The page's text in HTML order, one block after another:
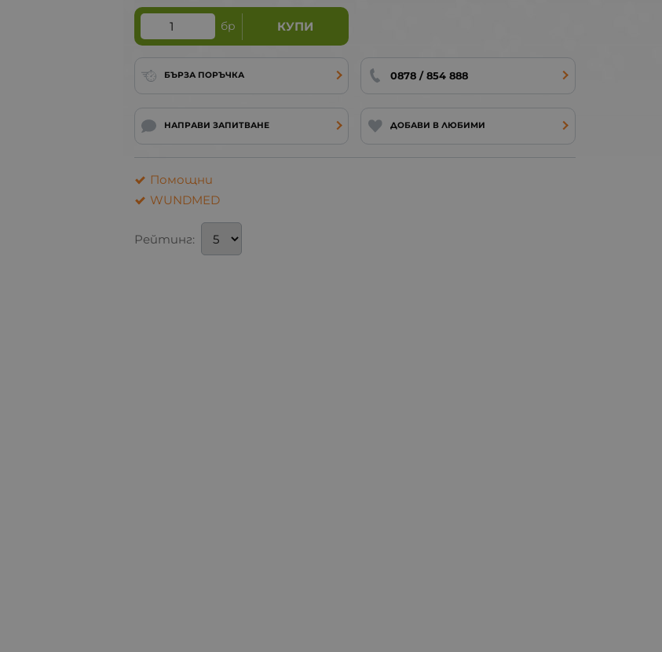
бр КУПИ
БЪРЗА ПОРЪЧКА 0878 / 854 888
НАПРАВИ ЗАПИТВАНЕ ДОБАВИ В ЛЮБИМИ
Помощни
WUNDMED
Рейтинг: